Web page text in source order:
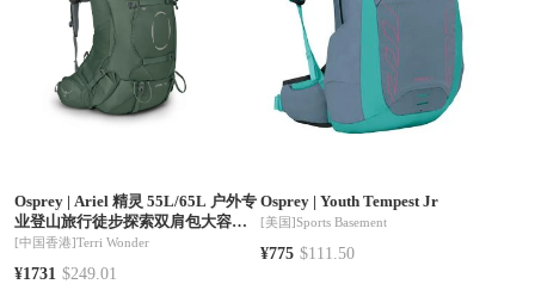
Osprey| Ariel 精灵 55L/65L 户外专
业登山旅行徒步探索双肩包大容量
多功能女（香港仓发货）
[中国香港]Terri Wonder
¥1731 $249.01
Osprey |Youth Tempest Jr
[美国]Sports Basement
¥775 $111.50